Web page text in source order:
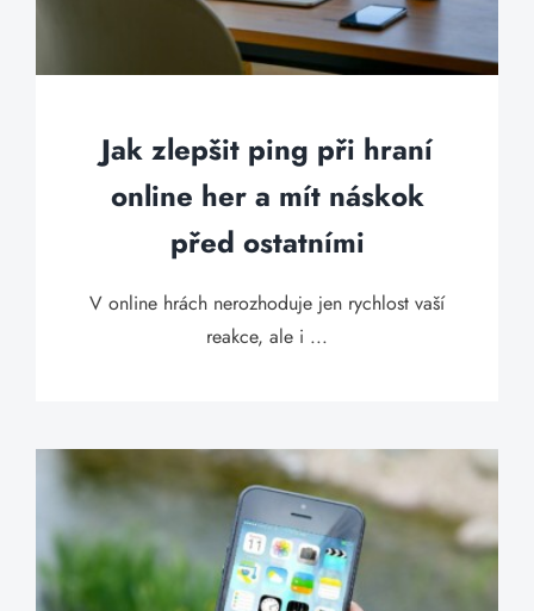
Jak zlepšit ping při hraní
online her a mít náskok
před ostatními
V online hrách nerozhoduje jen rychlost vaší
reakce, ale i ...